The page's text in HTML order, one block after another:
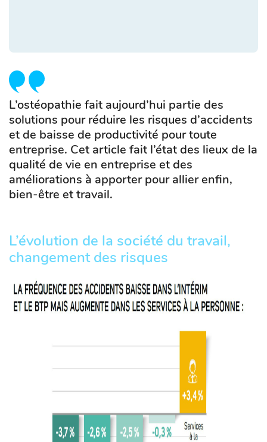
L’ostéopathie fait aujourd’hui partie des
solutions pour réduire les risques d’accidents
et de baisse de productivité pour toute
entreprise. Cet article fait l’état des lieux de la
qualité de vie en entreprise et des
améliorations à apporter pour allier enfin,
bien-être et travail.
L’évolution de la société du travail,
changement des risques